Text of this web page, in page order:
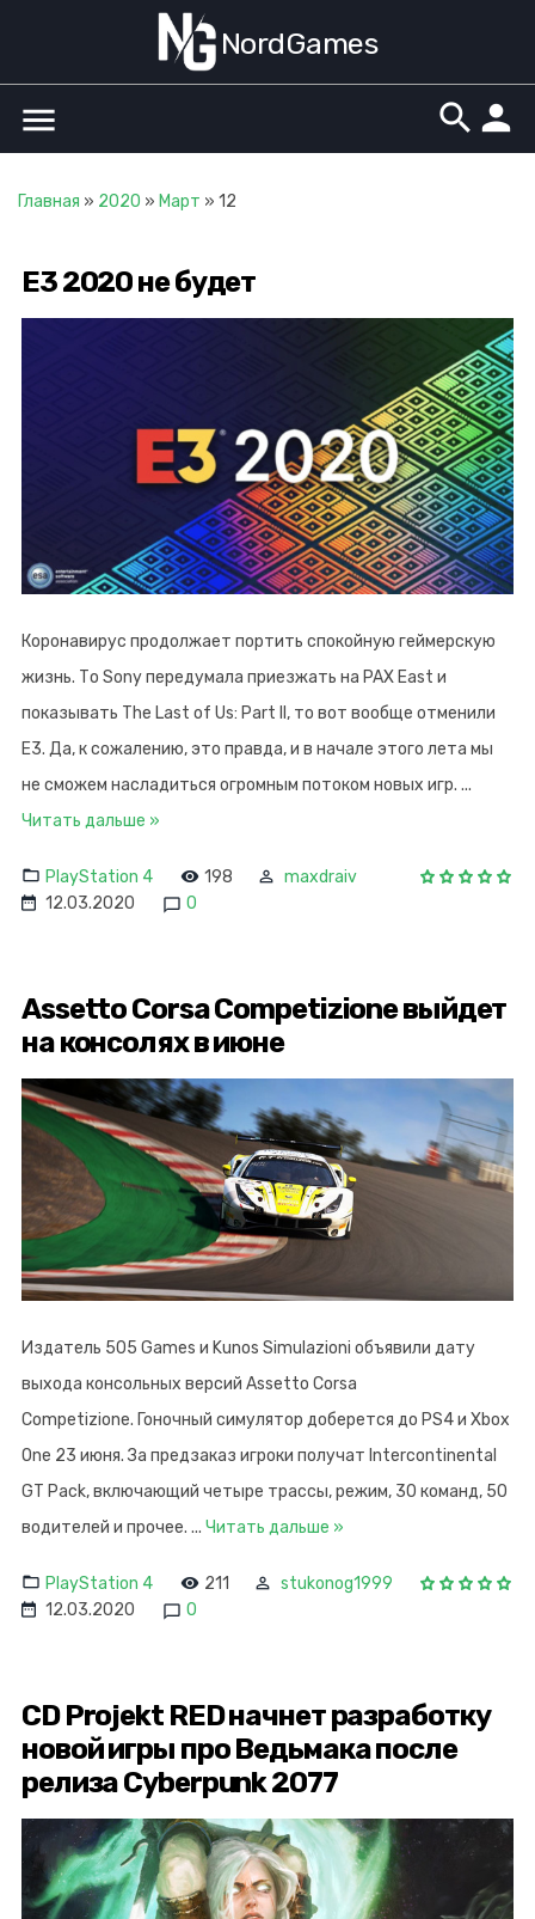
NordGames
menu person
search
Главная » 2020 » Март » 12
E3 2020 не будет
Коронавирус продолжает портить спокойную геймерскую
жизнь. То Sony передумала приезжать на PAX East и
показывать The Last of Us: Part II, то вот вообще отменили
Е3. Да, к сожалению, это правда, и в начале этого лета мы
не сможем насладиться огромным потоком новых игр. ...
Читать дальше »
PlayStation 4 198
maxdraiv
12.03.2020
0
Assetto Corsa Competizione выйдет
на консолях в июне
Издатель 505 Games и Kunos Simulazioni объявили дату
выхода консольных версий Assetto Corsa
Competizione. Гоночный симулятор доберется до PS4 и Xbox
One 23 июня. За предзаказ игроки получат Intercontinental
GT Pack, включающий четыре трассы, режим, 30 команд, 50
водителей и прочее. ... Читать дальше »
PlayStation 4 211
stukonog1999
12.03.2020
0
CD Projekt RED начнет разработку
новой игры про Ведьмака после
релиза Cyberpunk 2077